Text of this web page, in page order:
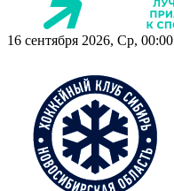
16 сентября 2026, Ср, 00:00